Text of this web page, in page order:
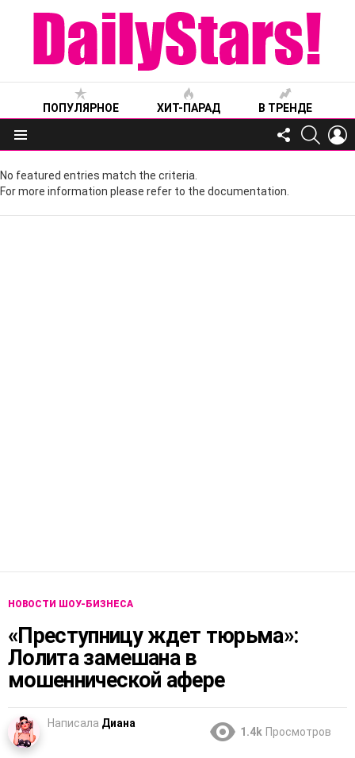
ПОПУЛЯРНОЕ ХИТ-ПАРАД В ТРЕНДЕ
Меню
FOLLOW
US
No featured entries match the criteria.
For more information please refer to the documentation.
НОВОСТИ ШОУ-БИЗНЕСА
«Преступницу ждет тюрьма»:
Лолита замешана в
мошеннической афере
Написала Диана
1.4k Просмотров